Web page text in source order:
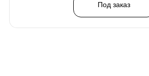
Под заказ